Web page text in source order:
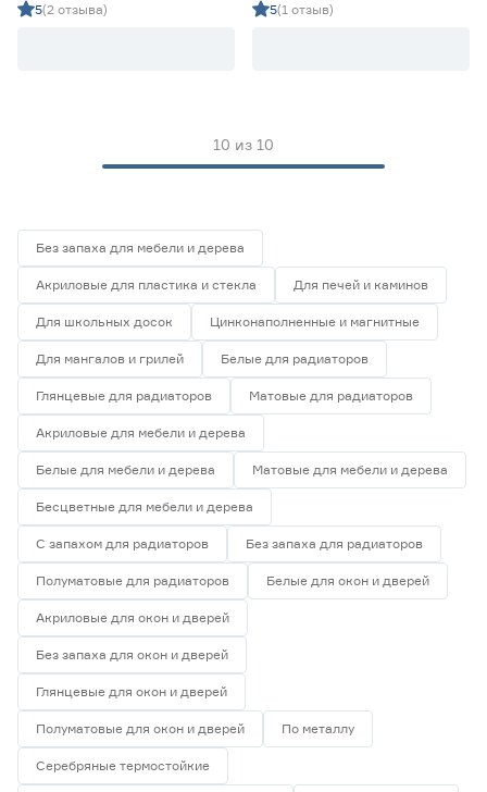
Финляндия
Да
Нет
PRIME RAL 7004
5(2 отзыва)
PRIME RAL 7004
5(1 отзыв)
10 из 10
Без запаха для мебели и дерева
Акриловые для пластика и стекла Для печей и каминов
Для школьных досок Цинконаполненные и магнитные
Для мангалов и грилей Белые для радиаторов
Глянцевые для радиаторов Матовые для радиаторов
Акриловые для мебели и дерева
Белые для мебели и дерева Матовые для мебели и дерева
Бесцветные для мебели и дерева
С запахом для радиаторов Без запаха для радиаторов
Полуматовые для радиаторов Белые для окон и дверей
Акриловые для окон и дверей
Без запаха для окон и дверей
Глянцевые для окон и дверей
Полуматовые для окон и дверей По металлу
Серебряные термостойкие